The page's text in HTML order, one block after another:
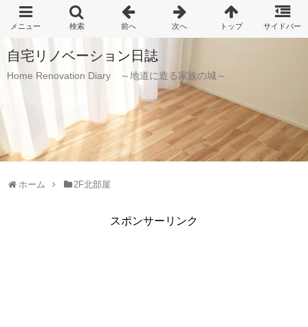
自宅リノベーション日誌
Home Renovation Diary ～地道に造る家族の城～
ホーム 2F北部屋
スポンサーリンク